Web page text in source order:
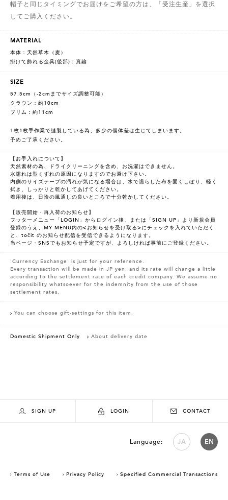
帽子と同じタイミングでお届けをご希望の方は、「受注生産」を選択
してご購入ください。
MATERIAL
本体：天然草木（麦）
掛けて飾れる金具(後部)：真鍮
SIZE
57.5cm（-2cmまでサイズ調整可能）
クラウン：約10cm
ブリム：約11cm
1枚1枚手作業で縫製している為、多少の個体差は生じてしまいます。
予めご了承ください。
【お手入れについて】
天然素材の為、ドライクリーニングを含め、お洗濯はできません。
水濡れは型くずれの原因になりますのでお避け下さい。
内側のサイズテープの汚れが気になる場合は、水で濡らした布を固くしぼり、軽く
拭き、しっかりと乾かしてあげてください。
着用後は、日陰の風通しの良いところで十分乾かしてください。
【販売開始・再入荷のお知らせ】
フッターメニュー「LOGIN」からログイン後、または「SIGN UP」より新規会員
登録のうえ、MY MENU内の<お知らせを受け取る>にチェックを入れていただく
と、točit のお知らせ配信を受信できるようになります。
当ページ・SNSでもお知らせ予定ですが、よろしければ事前にご登録ください。
'Currency Exchange' is just for your reference.
Every transaction will be made in JP yen, and its rate will change a little
according to the settlement rate of each credit company. We assume no
responsibility whatsoever for the indemnity from the use of those
settlement rates.
You can choose gift-settings for this item.
Domestic Shipment Only About delivery date
SIGN UP LOGIN CONTACT
Language: JA EN
Terms of Use Privacy Policy Specified Commercial Transactions